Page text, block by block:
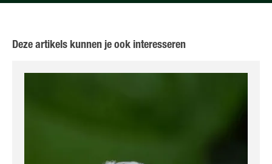
Deze artikels kunnen je ook interesseren